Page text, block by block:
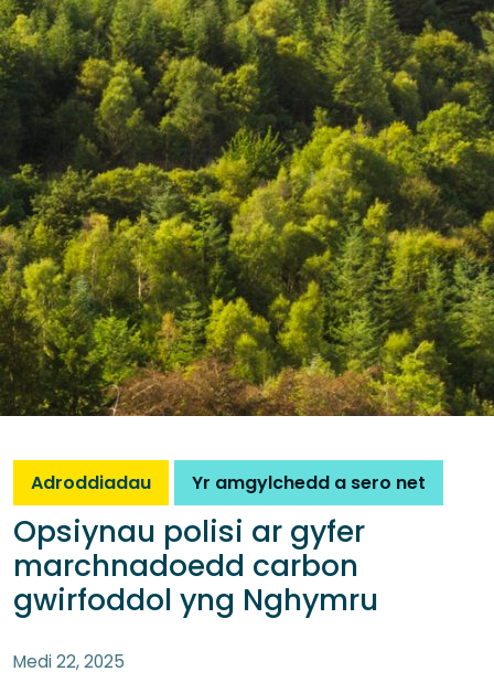
Adroddiadau Yr amgylchedd a sero net
Opsiynau polisi ar gyfer
marchnadoedd carbon
gwirfoddol yng Nghymru
Medi 22, 2025